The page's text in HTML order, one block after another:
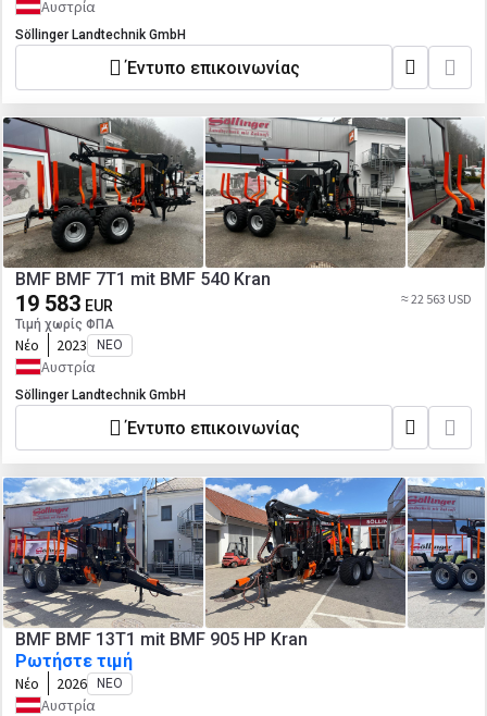
Αυστρία
Söllinger Landtechnik GmbH
Έντυπο επικοινωνίας
BMF BMF 7T1 mit BMF 540 Kran
19 583 EUR
Τιμή χωρίς ΦΠΑ
≈ 22 563 USD
Νέο 2023 ΝΈΟ
Αυστρία
Söllinger Landtechnik GmbH
Έντυπο επικοινωνίας
BMF BMF 13T1 mit BMF 905 HP Kran
Ρωτήστε τιμή
Νέο 2026 ΝΈΟ
Αυστρία